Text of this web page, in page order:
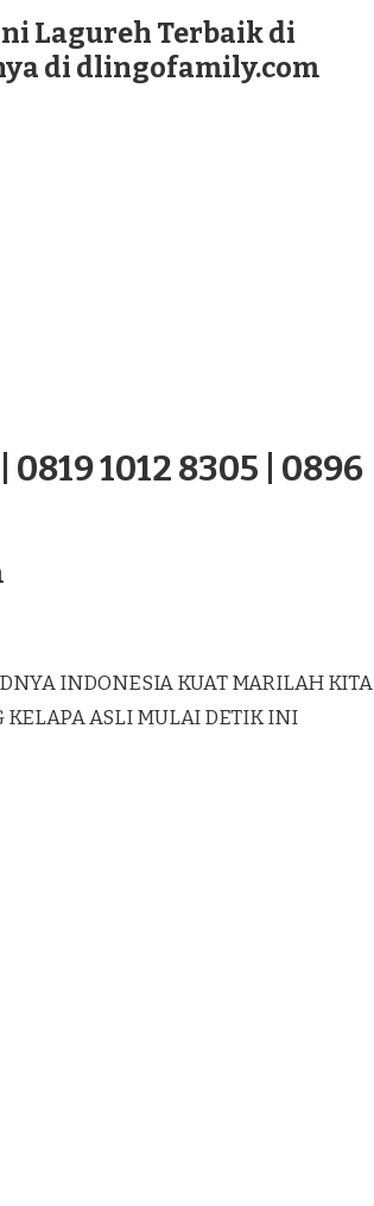
Lagureh Terbaik di
di dlingofamily.com
0819 1012 8305 | 0896
INDONESIA KUAT MARILAH KITA
ASLI MULAI DETIK INI